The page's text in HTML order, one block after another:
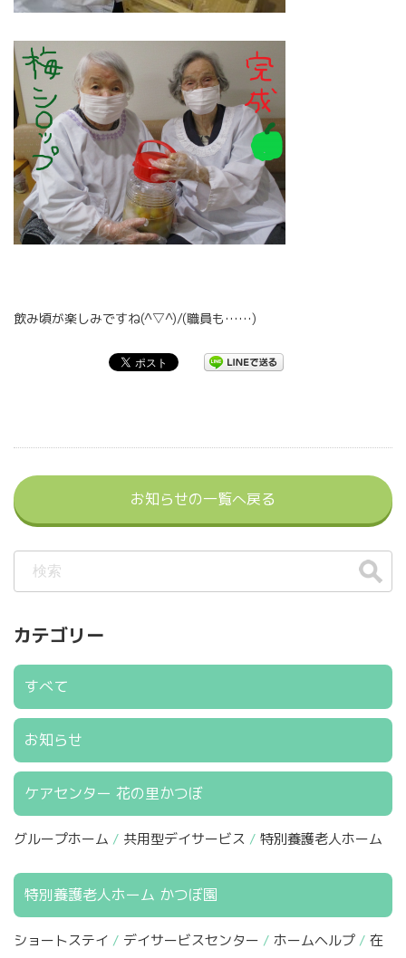
飲み頃が楽しみですね(^▽^)/(職員も……)
お知らせの一覧へ戻る
カテゴリー
すべて
お知らせ
ケアセンター 花の里かつぼ
グループホーム 共用型デイサービス 特別養護老人ホーム
特別養護老人ホーム かつぼ園
ショートステイ デイサービスセンター ホームヘルプ
在